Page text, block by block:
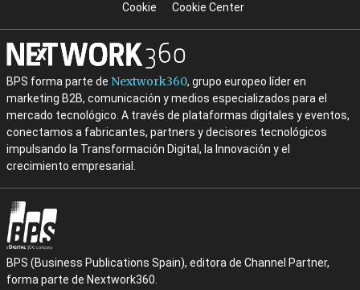
Cookie
Cookie Center
BPS forma parte de Nextwork360, grupo europeo líder en
marketing B2B, comunicación y medios especializados para el
mercado tecnológico. A través de plataformas digitales y eventos,
conectamos a fabricantes, partners y decisores tecnológicos
impulsando la Transformación Digital, la Innovación y el
crecimiento empresarial.
BPS (Business Publications Spain), editora de Channel Partner,
forma parte de Nextwork360.